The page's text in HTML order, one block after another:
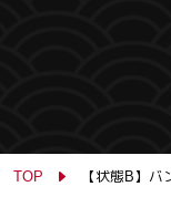
TOP 【状態B】バ